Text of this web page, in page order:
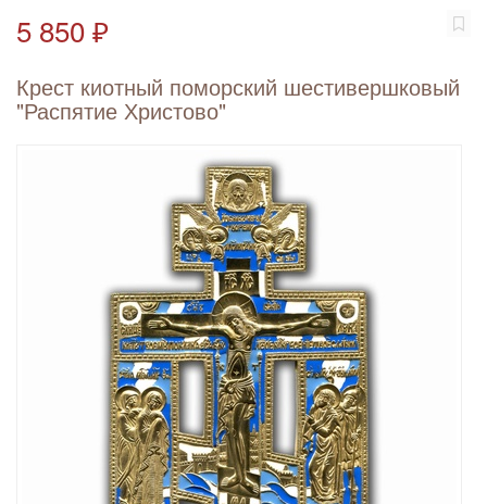
5 850 ₽
Крест киотный поморский шестивершковый
"Распятие Христово"